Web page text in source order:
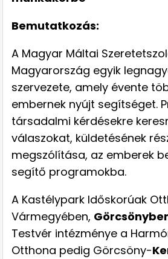
Bemutatkozás:
A Magyar Máltai
Magyarország egyik
szervezete, amely évente
embernek nyújt segítséget.
társadalmi kérdésekre
válaszokat, küldetésének
megszólítása, az emberek
segítő programokba.
A Kastélypark Időskorúak
Vármegyében,
Testvér intézménye a
Otthona pedig Görcsöny-